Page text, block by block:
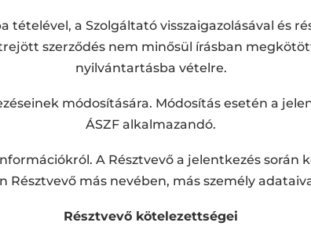
tételével, a Szolgáltató visszaigazolásával és
szerződés nem minősül írásban
nyilvántartásba vételre.
módosítására. Módosítás esetén a
ÁSZF alkalmazandó.
A Résztvevő a jelentkezés során
Résztvevő más nevében, más személy
Résztvevő kötelezettségei